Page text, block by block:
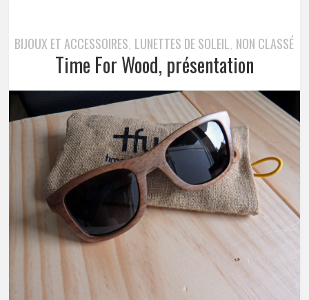
BIJOUX ET ACCESSOIRES, LUNETTES DE SOLEIL, NON CLASSÉ
Time For Wood, présentation